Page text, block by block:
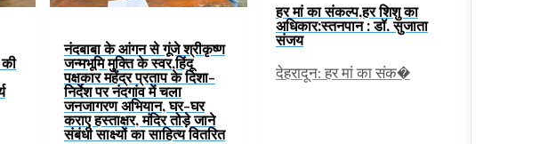
की
नंदबाबा के आंगन से गूंजे श्रीकृष्ण
जन्मभूमि मुक्ति के स्वर,हिंदू
पक्षकार महेंद्र प्रताप के दिशा-
निर्देश पर नंदगांव में चला
जनजागरण अभियान, घर-घर
कराए हस्ताक्षर, मंदिर तोड़े जाने
संबंधी साक्ष्यों का साहित्य वितरित
हर मां का संकल्प,हर शिशु का
अधिकार:स्तनपान : डॉ. सुजाता
संजय
देहरादून: हर मां का संक�